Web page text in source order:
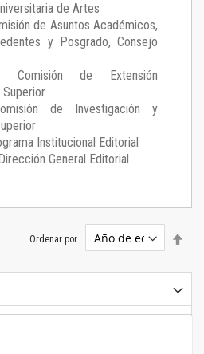
de Artes
de Asuntos Académicos,
y Posgrado, Consejo
Comisión de Extensión
Superior
de Investigación y
Institucional Editorial
General Editorial
Ordenar por